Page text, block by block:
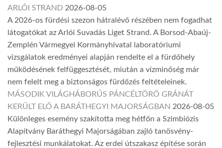
ARLÓI STRAND 2026-08-05
A 2026-os fürdési szezon hátralévő részében nem fogadhat
látogatókat az Arlói Suvadás Liget Strand. A Borsod-Abaúj-
Zemplén Vármegyei Kormányhivatal laboratóriumi
vizsgálatok eredményei alapján rendelte el a fürdőhely
működésének felfüggesztését, miután a vízminőség már
nem felelt meg a biztonságos fürdőzés feltételeinek.
MÁSODIK VILÁGHÁBORÚS PÁNCÉLTÖRŐ GRÁNÁT
KERÜLT ELŐ A BARÁTHEGYI MAJORSÁGBAN 2026-08-05
Különleges esemény szakította meg hétfőn a Szimbiózis
Alapítvány Baráthegyi Majorságában zajló tanösvény-
fejlesztési munkálatokat. Az erdei útszakasz építése során